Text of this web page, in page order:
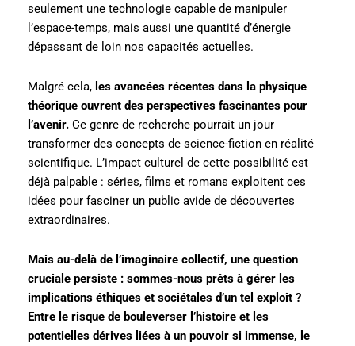
seulement une technologie capable de manipuler
l’espace-temps, mais aussi une quantité d’énergie
dépassant de loin nos capacités actuelles.
Malgré cela, les avancées récentes dans la physique
théorique ouvrent des perspectives fascinantes pour
l’avenir. Ce genre de recherche pourrait un jour
transformer des concepts de science-fiction en réalité
scientifique. L’impact culturel de cette possibilité est
déjà palpable : séries, films et romans exploitent ces
idées pour fasciner un public avide de découvertes
extraordinaires.
Mais au-delà de l’imaginaire collectif, une question
cruciale persiste : sommes-nous prêts à gérer les
implications éthiques et sociétales d’un tel exploit ?
Entre le risque de bouleverser l’histoire et les
potentielles dérives liées à un pouvoir si immense, le